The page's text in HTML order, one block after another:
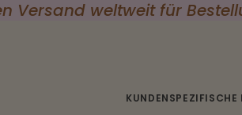
| 100%